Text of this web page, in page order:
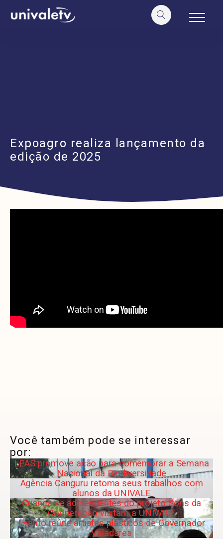
conteúdo
Expoagro realiza lançamento da
edição de 2025
Você também pode se interessar
por:
LEAS promove ação para comemorar a Semana
Nacional da Biodiversidade
Agência Canguru retoma seus trabalhos com
alunos da UNIVALE
Crianças e adolescentes do projeto Sons da
Cooperação visitam a UNIVALE
Evento reúne artistas plásticos de Governador
Valadares